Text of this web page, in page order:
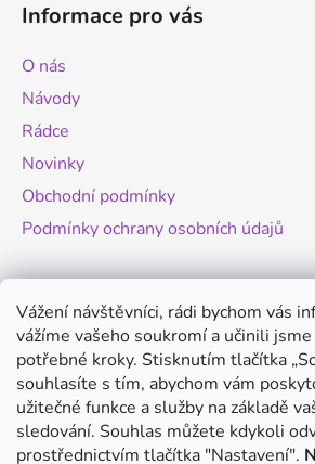
Vážení návštěvníci, rádi bychom vás
vážíme vašeho soukromí a učinili
potřebné kroky. Stisknutím tlačítka
souhlasíte s tím, abychom vám
užitečné funkce a služby na základě
sledování. Souhlas můžete kdykoli
prostřednictvím tlačítka "Nastavení".
Informace pro vás
O nás
Návody
Rádce
Novinky
Obchodní podmínky
Podmínky ochrany osobních údajů
Novinky
Změny legislativy pro provoz
1.9.2025
20.8.2025
Antigravity A1 - revoluční
kamerou